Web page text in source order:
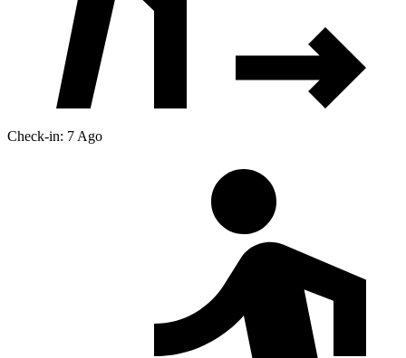
Check-in: 7 Ago